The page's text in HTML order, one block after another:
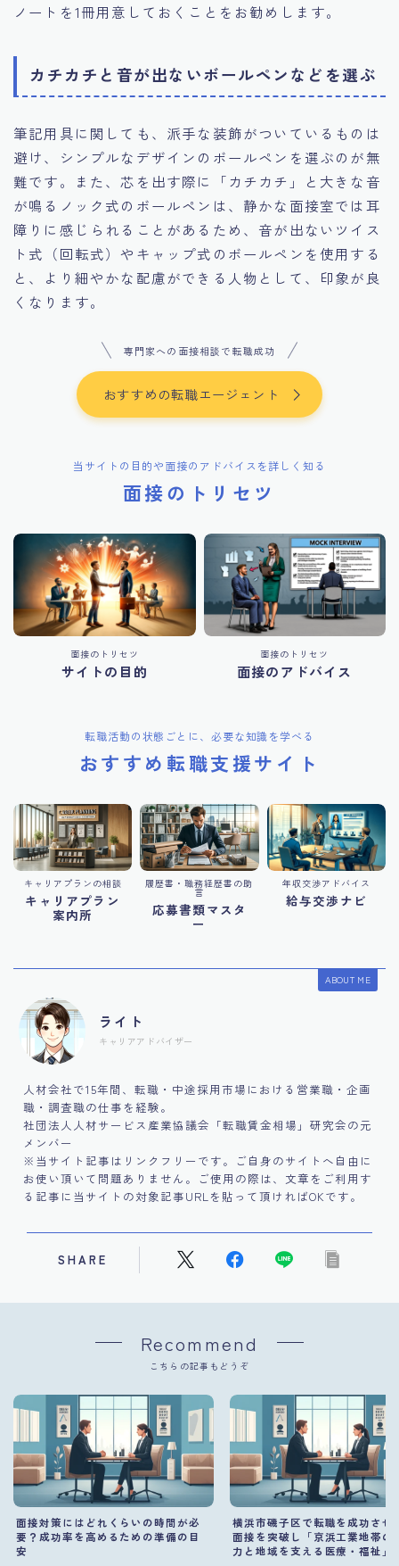
ノートを1冊用意しておくことをお勧めします。
カチカチと音が出ないボールペンなどを選ぶ
筆記用具に関しても、派手な装飾がついているものは
避け、シンプルなデザインのボールペンを選ぶのが無
難です。また、芯を出す際に「カチカチ」と大きな音
が鳴るノック式のボールペンは、静かな面接室では耳
障りに感じられることがあるため、音が出ないツイス
ト式（回転式）やキャップ式のボールペンを使用する
と、より細やかな配慮ができる人物として、印象が良
くなります。
専門家への面接相談で転職成功
おすすめの転職エージェント
当サイトの目的や面接のアドバイスを詳しく知る
面接のトリセツ
面接のトリセツ
サイトの目的
面接のトリセツ
面接のアドバイス
転職活動の状態ごとに、必要な知識を学べる
おすすめ転職支援サイト
キャリアプランの相談
キャリアプラン
案内所
履歴書・職務経歴書の助
言
応募書類マスタ
ー
年収交渉アドバイス
給与交渉ナビ
ABOUT ME
ライト
キャリアアドバイザー
人材会社で15年間、転職・中途採用市場における営業職・企画
職・調査職の仕事を経験。
社団法人人材サービス産業協議会「転職賃金相場」研究会の元
メンバー
※当サイト記事はリンクフリーです。ご自身のサイトへ自由に
お使い頂いて問題ありません。ご使用の際は、文章をご利用す
る記事に当サイトの対象記事URLを貼って頂ければOKです。
SHARE
Recommend
こちらの記事もどうぞ
面接対策にはどれくらいの時間が必
要？成功率を高めるための準備の目
安
横浜市磯子区で転職を成功させ
面接を突破し「京浜工業地帯の
力と地域を支える医療・福祉」